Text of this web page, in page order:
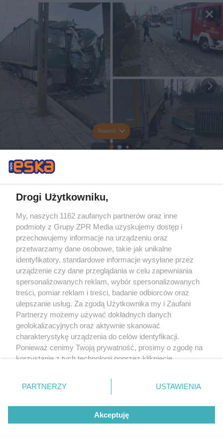
Rozwiń
Drogi Użytkowniku,
My, naszych 1162 zaufanych partnerów oraz inne
podmioty z Grupy ZPR Media uzyskujemy dostęp i
przechowujemy informacje na urządzeniu oraz
przetwarzamy dane osobowe, takie jak unikalne
identyfikatory, standardowe informacje wysyłane przez
urządzenie czy dane przeglądania w celu zapewniania
spersonalizowanych reklam, wybór spersonalizowanych
treści, pomiar reklam i treści, badanie odbiorców oraz
ulepszanie usług. Za zgodą Użytkownika my i Zaufani
Partnerzy możemy używać dokładnych danych
geolokalizacyjnych oraz aktywnie skanować
charakterystykę urządzenia do celów identyfikacji.
Ponieważ cenimy Twoją prywatność, prosimy o zgodę na
korzystanie z tych technologii poprzez kliknięcie
zmienić/wycofać klikając przycisk ustawień prywatności
znajdujący się w lewym dolnym rogu strony
rodzaje przetwarzania danych nie wymagają zgody
użytkownika, ale masz prawo sprzeciwić się takiemu
przetwarzaniu. Preferencje będą miały zastosowanie tylko
PARTNERZY USTAWIENIA
Akceptuję